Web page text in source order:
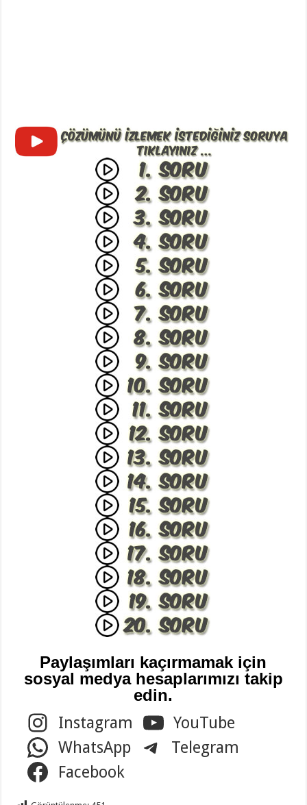
Paylaşımları kaçırmamak için
sosyal medya hesaplarımızı takip
edin.
Instagram
YouTube
WhatsApp
Telegram
Facebook